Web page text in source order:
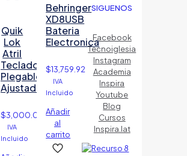
Quik
Lok
Atril
Teclado
Plegable
Ajustado
$3,000.00
IVA
Incluido
Behringer
XD8USB
Bateria
Electronica
$13,759.92
IVA
Incluido
Añadir
al
carrito
SIGUENOS
Facebook
Tecnoiglesia
Instagram
Academia
Inspira
Youtube
Blog
Cursos
Inspira.lat